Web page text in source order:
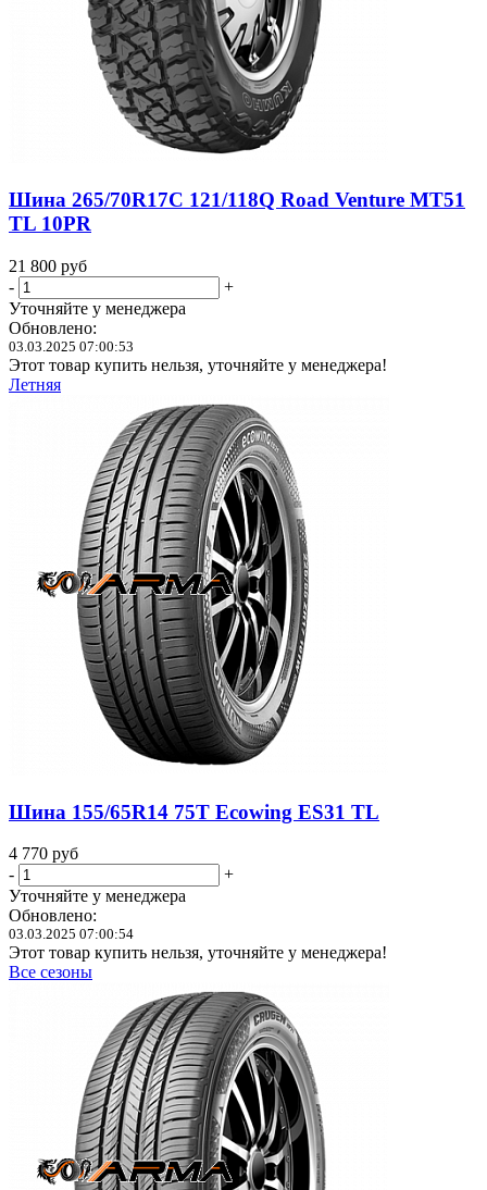
Шина 265/70R17C 121/118Q Road Venture MT51
TL 10PR
21 800 руб
-
+
Уточняйте у менеджера
Обновлено:
03.03.2025 07:00:53
Этот товар купить нельзя, уточняйте у менеджера!
Летняя
Шина 155/65R14 75T Ecowing ES31 TL
4 770 руб
-
+
Уточняйте у менеджера
Обновлено:
03.03.2025 07:00:54
Этот товар купить нельзя, уточняйте у менеджера!
Все сезоны